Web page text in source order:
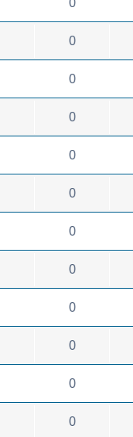
0
0
0
0
0
0
0
0
0
0
0